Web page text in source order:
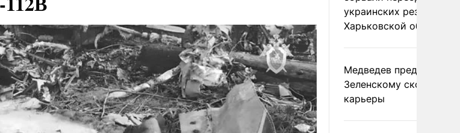
украинских резервов в
Харьковской области
Медведев предрек
Зеленскому скорый
карьеры